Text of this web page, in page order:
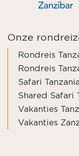
Onze
Rondreis
Rondreis
Safari Tanzania
Shared Safari
Vakanties
Vakanties